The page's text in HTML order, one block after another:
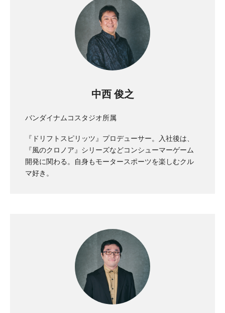
中西 俊之
バンダイナムコスタジオ所属
『ドリフトスピリッツ』プロデューサー。入社後は、
『風のクロノア』シリーズなどコンシューマーゲーム
開発に関わる。自身もモータースポーツを楽しむクル
マ好き。